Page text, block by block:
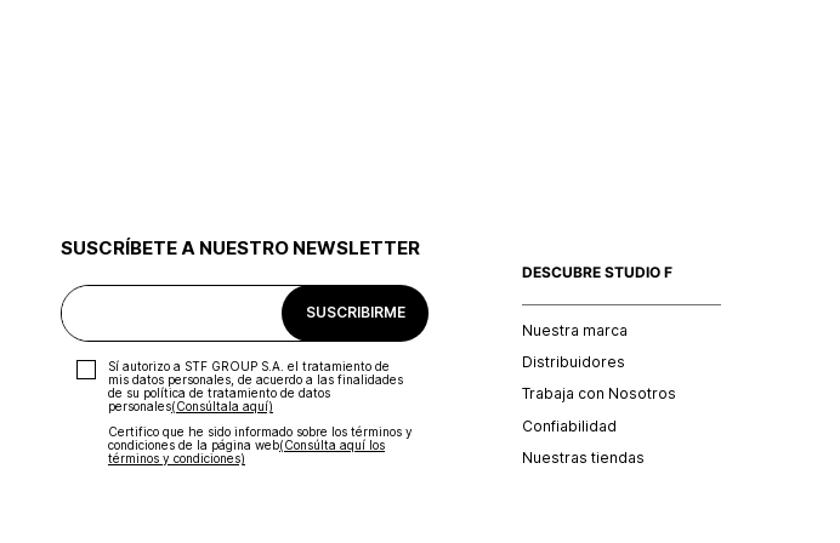
SUSCRÍBETE A NUESTRO NEWSLETTER
SUSCRIBIRME
Sí autorizo a STF GROUP S.A. el tratamiento de
mis datos personales, de acuerdo a las finalidades
de su política de tratamiento de datos
personales‎(Consúltala aquí)
Certifico que he sido informado sobre los términos y
condiciones de la página web‎(Consúlta aquí los
términos y condiciones)
DESCUBRE STUDIO F
Nuestra marca
Distribuidores
Trabaja con Nosotros
Confiabilidad
Nuestras tiendas